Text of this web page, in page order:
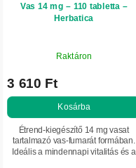
Vas 14 mg – 110 tabletta –
Herbatica
Raktáron
3 610 Ft
Kosárba
Étrend-kiegészítő 14 mg vasat
tartalmazó vas-fumarát formában.
Ideális a mindennapi vitalitás és a